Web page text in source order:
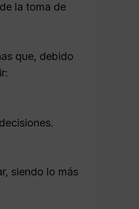
la toma de
que, debido
siendo lo más